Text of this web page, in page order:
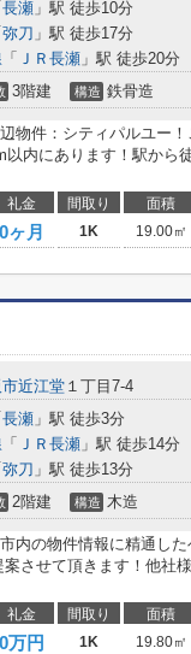
長瀬 」駅 徒歩10分
弥刀 」駅 徒歩17分
「 ＪＲ長瀬 」駅 徒歩20分
3階建 構造 鉄骨造
物件：シティパルユー
以内にあります！駅から
礼金 間取り 面積
0ヶ月 1K 19.00㎡
近江堂 １丁目7-4
長瀬 」駅 徒歩3分
「 ＪＲ長瀬 」駅 徒歩14分
弥刀 」駅 徒歩13分
2階建 構造 木造
内の物件情報に精通し
させて頂きます！他社
礼金 間取り 面積
0万円 1K 19.80㎡